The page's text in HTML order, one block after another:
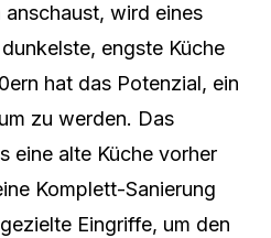
anschaust, wird eines
engste Küche
hat das Potenzial, ein
zu werden. Das
eine alte Küche vorher
Komplett-Sanierung
Eingriffe, um den